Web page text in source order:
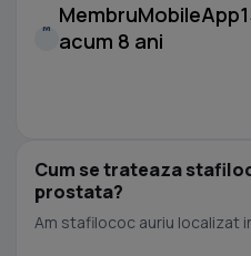
M
acum 8 ani
Cum se trateaza
prostata?
Am stafilococ auriu localizat